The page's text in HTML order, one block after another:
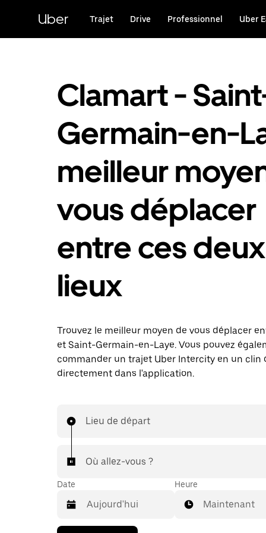
principal
Uber Trajet Drive Professionnel Uber
Clamart -
Germain-en-
meilleur
vous déplacer
entre ces deux
lieux
Trouvez le meilleur moyen de vous déplacer
et Saint-Germain-en-Laye. Vous pouvez
commander un trajet Uber Intercity en un clin
directement dans l'application.
Lieu de départ
Où allez-vous ?
Date Heure
Maintenant